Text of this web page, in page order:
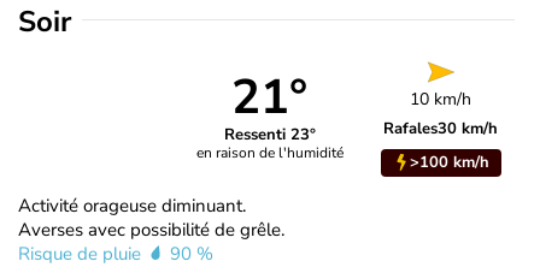
Soir
21°
Ressenti 23°
en raison de l'humidité
10 km/h
Rafales30 km/h
>100 km/h
Activité orageuse diminuant.
Averses avec possibilité de grêle.
Risque de pluie
90 %